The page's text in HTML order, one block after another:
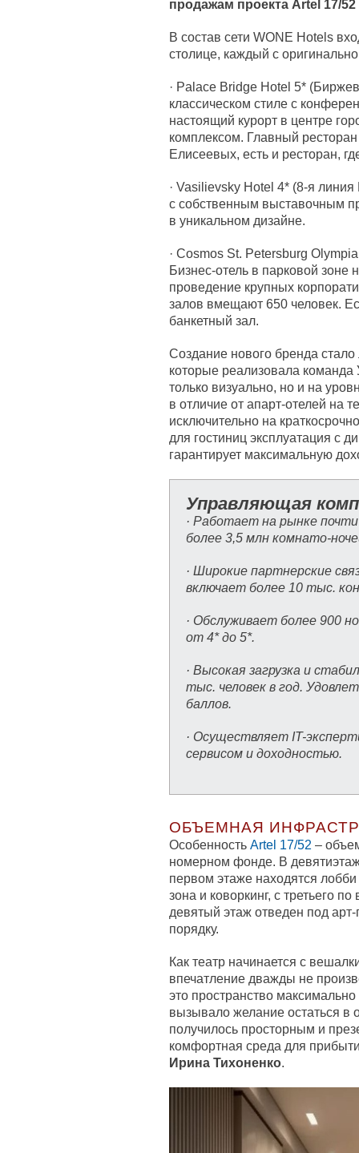
продажам проекта Artel 17/
В состав сети WONE Hotels
столице, каждый с
· Palace Bridge Hotel 5*
классическом стиле с
настоящий курорт в центре
комплексом. Главный
Елисеевых, есть и ресторан,
· Vasilievsky Hotel 4* (8-я
с собственным выставочным
в уникальном дизайне.
· Cosmos St. Petersburg
Бизнес-отель в парковой
проведение крупных
залов вмещают 650 человек.
банкетный зал.
Создание нового бренда
которые реализовала
только визуально, но и на
в отличие от апарт-отелей на
исключительно на
для гостиниц эксплуатация с
гарантирует максимальную
Управляющая
· Работает на рынке
более 3,5 млн комнато-
· Широкие партнерские
включает более 10 тыс.
· Обслуживает более 900
от 4* до 5*.
· Высокая загрузка и
тыс. человек в год.
баллов.
· Осуществляет IT-
сервисом и доходностью.
ОБЪЕМНАЯ
Особенность Artel 17/52 –
номерном фонде. В
первом этаже находятся
зона и коворкинг, с третьего
девятый этаж отведен под
порядку.
Как театр начинается с
впечатление дважды не
это пространство
вызывало желание остаться в
получилось просторным и
комфортная среда для
Ирина Тихоненко.